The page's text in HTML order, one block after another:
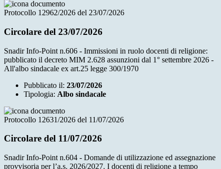
Protocollo 12962/2026 del 23/07/2026
Circolare del 23/07/2026
Snadir Info-Point n.606 - Immissioni in ruolo docenti di religione:
pubblicato il decreto MIM 2.628 assunzioni dal 1° settembre 2026 -
All'albo sindacale ex art.25 legge 300/1970
Pubblicato il: 23/07/2026
Tipologia: Albo sindacale
Protocollo 12631/2026 del 11/07/2026
Circolare del 11/07/2026
Snadir Info-Point n.604 - Domande di utilizzazione ed assegnazione
provvisoria per l’a.s. 2026/2027. I docenti di religione a tempo